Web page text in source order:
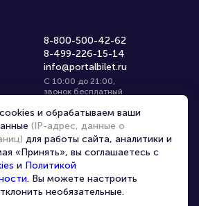
8-800-500-42-62
8-499-226-15-14
info@portalbilet.ru
С 10:00 до 21:00,
звонок бесплатный
Все площадки
| Ростов-на-Дону
и обрабатываем ваши
(IP-адрес, данные о
для работы сайта, аналитики и
«Принять», вы соглашаетесь с
и Политикой
. Вы можете настроить
необязательные.